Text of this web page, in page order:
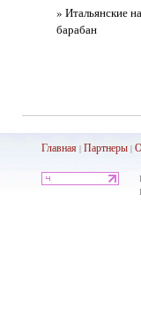
» Итальянские
барабан
Главная| Партнеры|